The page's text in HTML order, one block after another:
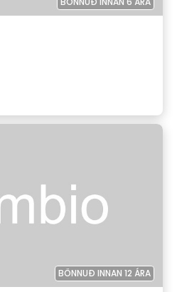
BÖNNUÐ INNAN 12 ÁRA